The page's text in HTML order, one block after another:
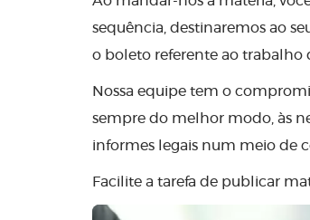
sequência, destinaremos ao
o boleto referente ao trabalho
Nossa equipe tem o
sempre do melhor modo, às
informes legais num meio de
Facilite a tarefa de publicar